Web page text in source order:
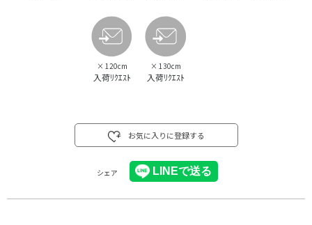
× 120cm
入荷ﾘｸｴｽﾄ
× 130cm
入荷ﾘｸｴｽﾄ
お気に入りに登録する
シェア